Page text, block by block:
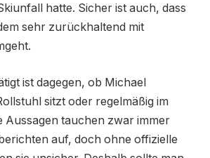
hatte. Sicher ist auch, dass
sehr zurückhaltend mit
ist dagegen, ob Michael
sitzt oder regelmäßig im
Aussagen tauchen zwar immer
auf, doch ohne offizielle